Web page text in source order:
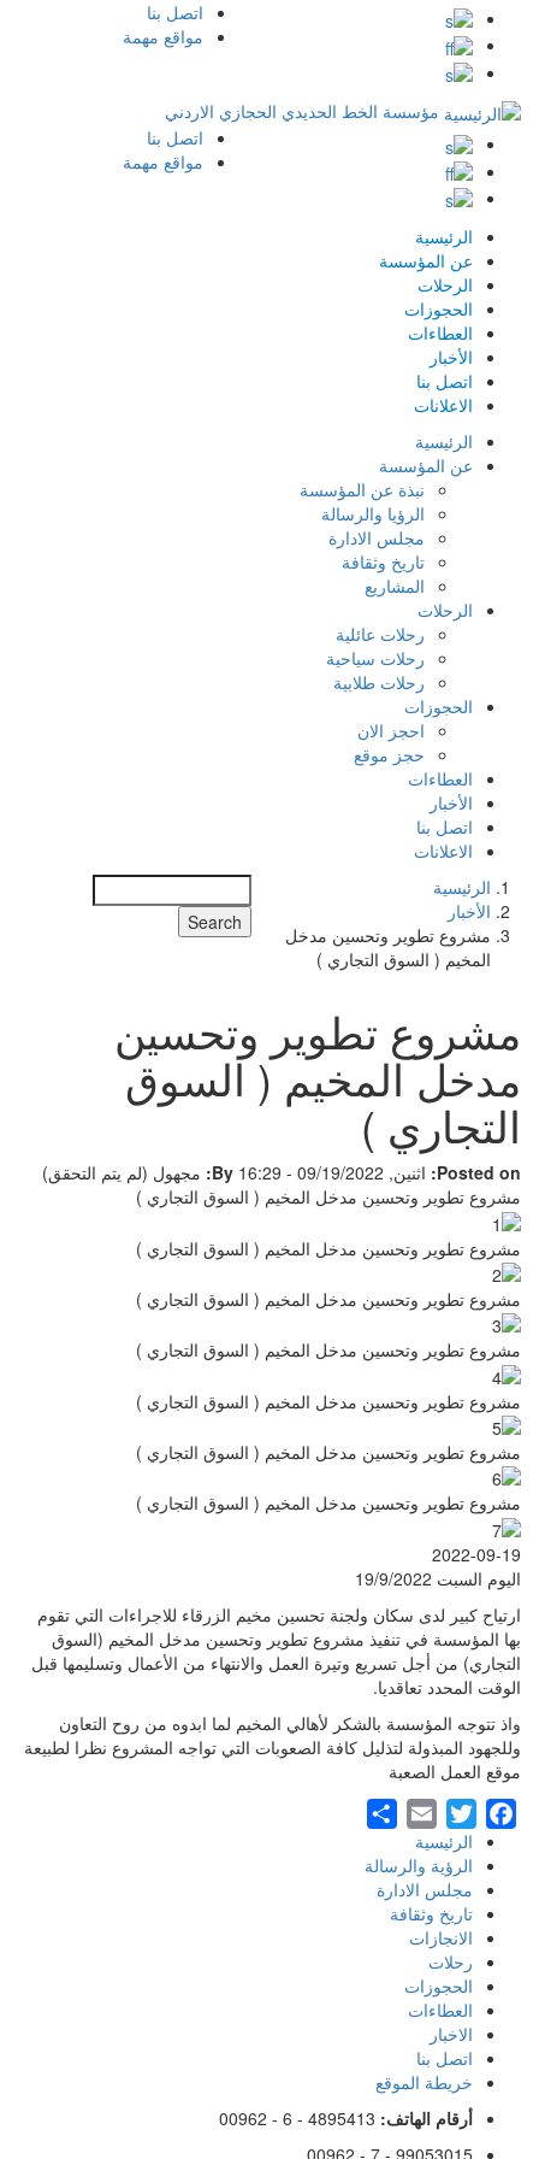
Top
اتصل بنا
مواقع مهمة
مؤسسة الخط الحديدي الحجازي الاردني
Top
اتصل بنا
مواقع مهمة
الرئيسية
عن المؤسسة
الرحلات
الحجوزات
العطاءات
الأخبار
اتصل بنا
الاعلانات
الرئيسية
عن المؤسسة
نبذة عن المؤسسة
الرؤيا والرسالة
مجلس الادارة
تاريخ وثقافة
المشاريع
الرحلات
رحلات عائلية
رحلات سياحية
رحلات طلابية
الحجوزات
احجز الان
حجز موقع
العطاءات
الأخبار
اتصل بنا
الاعلانات
Breadcrumb
الرئيسية
الأخبار
مشروع تطوير وتحسين مدخل
المخيم ( السوق التجاري )
مشروع تطوير وتحسين
مدخل المخيم ( السوق
التجاري )
Posted on: اثنين, 09/19/2022 - 16:29 By: مجهول (لم يتم التحقق)
مشروع تطوير وتحسين مدخل المخيم ( السوق التجاري )
مشروع تطوير وتحسين مدخل المخيم ( السوق التجاري )
مشروع تطوير وتحسين مدخل المخيم ( السوق التجاري )
مشروع تطوير وتحسين مدخل المخيم ( السوق التجاري )
مشروع تطوير وتحسين مدخل المخيم ( السوق التجاري )
مشروع تطوير وتحسين مدخل المخيم ( السوق التجاري )
مشروع تطوير وتحسين مدخل المخيم ( السوق التجاري )
2022-09-19
اليوم السبت 19/9/2022
ارتياح كبير لدى سكان ولجنة تحسين مخيم الزرقاء للاجراءات التي تقوم
بها المؤسسة في تنفيذ مشروع تطوير وتحسين مدخل المخيم (السوق
التجاري) من أجل تسريع وتيرة العمل والانتهاء من الأعمال وتسليمها قبل
الوقت المحدد تعاقديا.
واذ تتوجه المؤسسة بالشكر لأهالي المخيم لما ابدوه من روح التعاون
وللجهود المبذولة لتذليل كافة الصعوبات التي تواجه المشروع نظرا لطبيعة
موقع العمل الصعبة
Facebook
Twitter
Email
Footer
Menu
الرئيسية
الرؤية والرسالة
مجلس الادارة
تاريخ وثقافة
الانجازات
رحلات
الحجوزات
العطاءات
الاخبار
اتصل بنا
خريطة الموقع
أرقام الهاتف: 00962 - 6 - 4895413
00962 - 7 - 99053015